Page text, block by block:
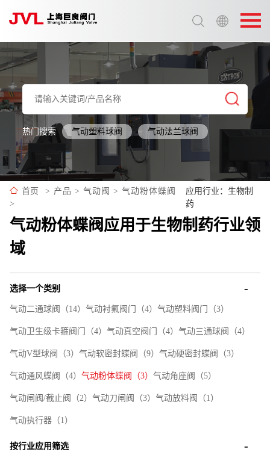
选择语言:
中文 / Chinese
英语 / English
热门搜索 气动塑料球阀 气动法兰球阀
首页 > 产品 > 气动阀 > 气动粉体蝶阀
>
应用行业：生物制
药
气动粉体蝶阀应用于生物制药行业领
域
选择一个类别
气动二通球阀（14） 气动衬氟阀门（4） 气动塑料阀门（3）
气动卫生级卡箍阀门（4） 气动真空阀门（4） 气动三通球阀（4）
气动V型球阀（3） 气动软密封蝶阀（9） 气动硬密封蝶阀（3）
气动通风蝶阀（4） 气动粉体蝶阀（3） 气动角座阀（5）
气动闸阀/截止阀（2） 气动刀闸阀（3） 气动放料阀（1）
气动执行器（1）
按行业应用筛选